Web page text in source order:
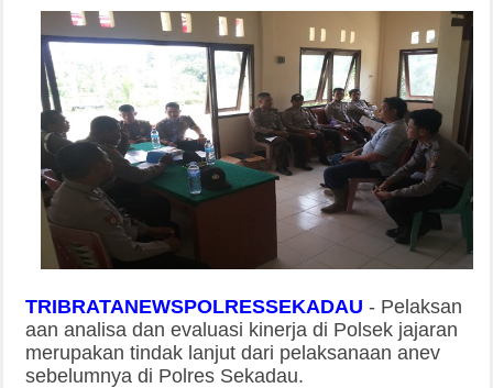
TRIBRATANEWSPOLRESSEKADAU - Pelaksan
aan analisa dan evaluasi kinerja di Polsek jajaran
merupakan tindak lanjut dari pelaksanaan anev
sebelumnya di Polres Sekadau.